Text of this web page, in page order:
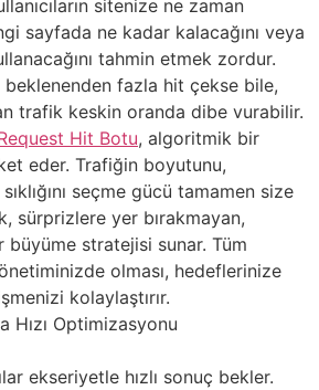
sitenize ne zaman
sayfada ne kadar kalacağını veya
tahmin etmek zordur.
fazla hit çekse bile,
trafik keskin oranda dibe vurabilir.
Hit Botu, algoritmik bir
eder. Trafiğin boyutunu,
seçme gücü tamamen size
sürprizlere yer bırakmayan,
stratejisi sunar. Tüm
olması, hedeflerinize
kolaylaştırır.
Hızı Optimizasyonu
ekseriyetle hızlı sonuç bekler.